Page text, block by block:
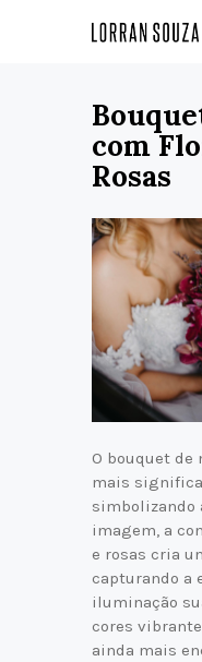
com
Rosas
O bouquet de
mais
simbolizando
imagem, a
e rosas cria
capturando a
iluminação
cores
ainda mais